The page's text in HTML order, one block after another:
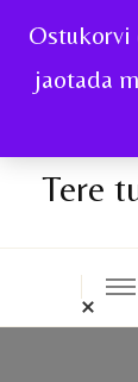
Ostukorvi
jaotada
Tere